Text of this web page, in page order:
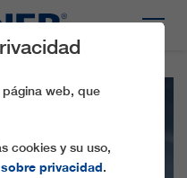
página web, que
cookies y su uso,
privacidad.